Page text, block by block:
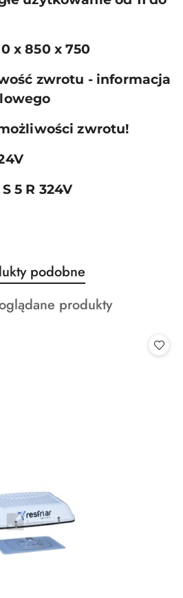
x 850 x 750
zwrotu - informacja
zwrotu!
S 5 R 324V
podobne
produkty